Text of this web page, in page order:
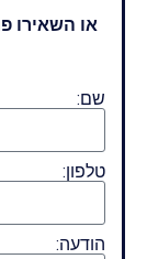
או השאירו
שם:
טלפון:
הודעה: